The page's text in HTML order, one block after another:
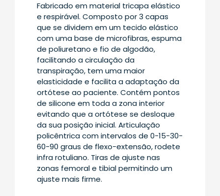
Fabricado em material tricapa elástico
e respirável. Composto por 3 capas
que se dividem em um tecido elástico
com uma base de microfibras, espuma
de poliuretano e fio de algodão,
facilitando a circulação da
transpiração, tem uma maior
elasticidade e facilita a adaptação da
ortótese ao paciente. Contém pontos
de silicone em toda a zona interior
evitando que a ortótese se desloque
da sua posição inicial. Articulação
policêntrica com intervalos de 0-15-30-
60-90 graus de flexo-extensão, rodete
infra rotuliano. Tiras de ajuste nas
zonas femoral e tibial permitindo um
ajuste mais firme.